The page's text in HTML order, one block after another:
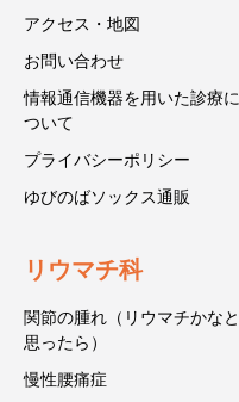
アクセス・地図
お問い合わせ
情報通信機器を用いた診療に
ついて
プライバシーポリシー
ゆびのばソックス通販
リウマチ科
関節の腫れ（リウマチかなと
思ったら）
慢性腰痛症